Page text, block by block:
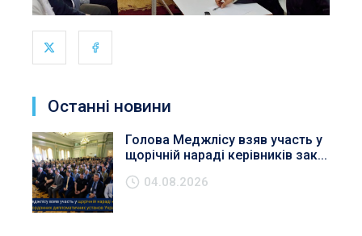
Останні новини
Голова Меджлісу взяв участь у
щорічній нараді керівників зак...
04.08.2026